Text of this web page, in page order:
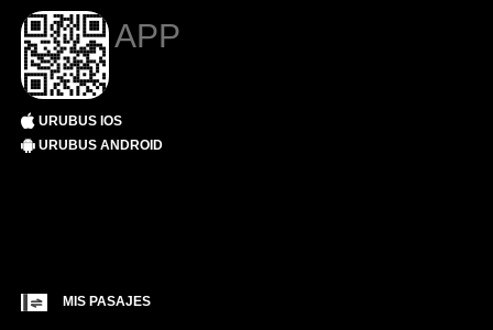
APP
URUBUS IOS
URUBUS ANDROID
MIS PASAJES